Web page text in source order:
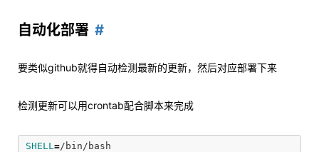
自动化部署
要类似github就得自动检测最新的更新，然后对应部署下来
检测更新可以用crontab配合脚本来完成
SHELL=